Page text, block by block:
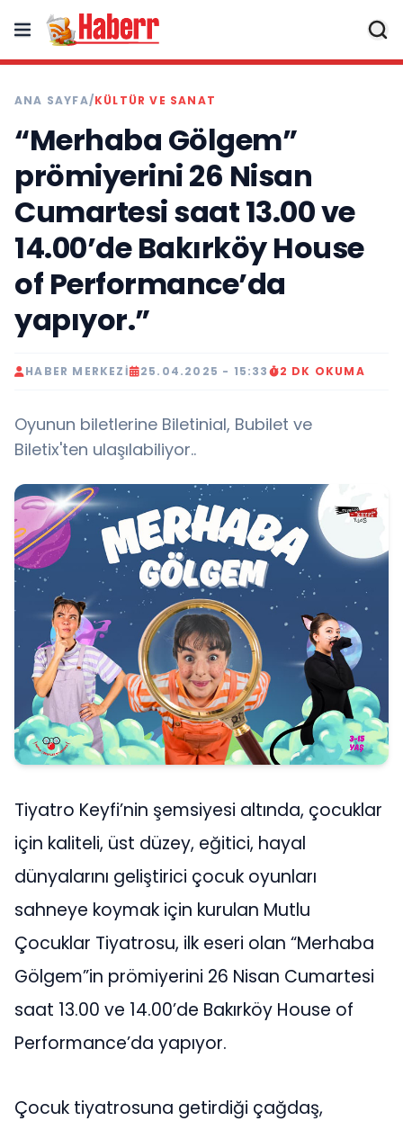
ANA SAYFA/KÜLTÜR VE SANAT
“Merhaba Gölgem”
prömiyerini 26 Nisan
Cumartesi saat 13.00 ve
14.00’de Bakırköy House
of Performance’da
yapıyor.”
HABER MERKEZI 25.04.2025 - 15:33 2 DK OKUMA
Oyunun biletlerine Biletinial, Bubilet ve
Biletix'ten ulaşılabiliyor..
Tiyatro Keyfi’nin şemsiyesi altında, çocuklar
için kaliteli, üst düzey, eğitici, hayal
dünyalarını geliştirici çocuk oyunları
sahneye koymak için kurulan Mutlu
Çocuklar Tiyatrosu, ilk eseri olan “Merhaba
Gölgem”in prömiyerini 26 Nisan Cumartesi
saat 13.00 ve 14.00’de Bakırköy House of
Performance’da yapıyor.
Çocuk tiyatrosuna getirdiği çağdaş,